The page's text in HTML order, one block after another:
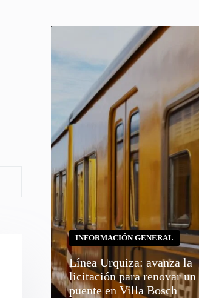
INFORMACIÓN GENERAL
Línea Urquiza: avanza la
licitación para renovar un
puente en Villa Bosch